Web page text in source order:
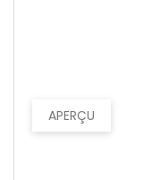
APERÇU